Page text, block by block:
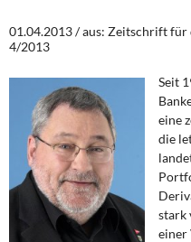
Wirtschaftspolitik
Steuer- und Finanzpolitik
Öffentliche Infrastruktur
Eurokrise und
DIE LINKE
01.04.2013 / aus: Zeitschrift für
4/2013
Seit
eine
die
stark
einer